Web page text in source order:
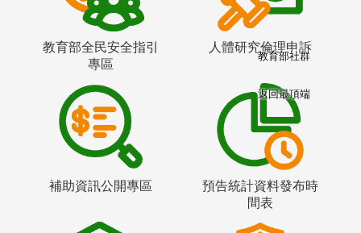
教育部全民安全指引
專區
人體研究倫理申訴
補助資訊公開專區
預告統計資料發布時
間表
教育部社群
返回最頂端